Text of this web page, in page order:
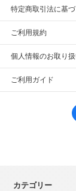
特定商取引法に基
ご利用規約
個人情報のお取り
ご利用ガイド
カテゴリー